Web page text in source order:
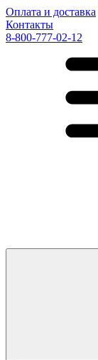
Оплата и доставка
Контакты
8-800-777-02-12